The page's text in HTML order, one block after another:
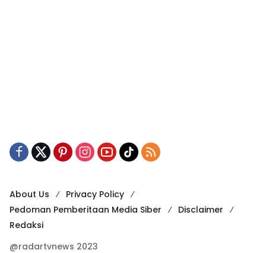
About Us
Privacy Policy
Pedoman Pemberitaan Media Siber
Disclaimer
Redaksi
@radartvnews 2023